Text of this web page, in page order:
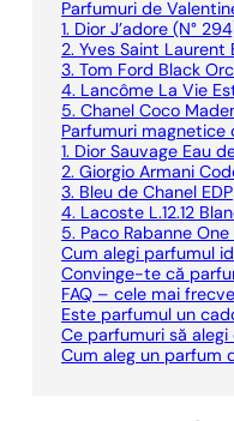
Parfumuri de
1. Dior J’adore (N°
2. Yves Saint Laurent
3. Tom Ford Black
4. Lancôme La Vie
5. Chanel Coco
Parfumuri magnetice
1. Dior Sauvage Eau
2. Giorgio Armani
3. Bleu de Chanel EDP
4. Lacoste L.12.12
5. Paco Rabanne One
Cum alegi parfumul
Convinge-te că
FAQ – cele mai
Este parfumul un
Ce parfumuri să alegi
Cum aleg un parfum